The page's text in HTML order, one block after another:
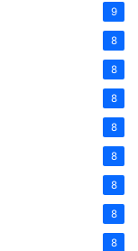
9
8
8
8
8
8
8
8
8